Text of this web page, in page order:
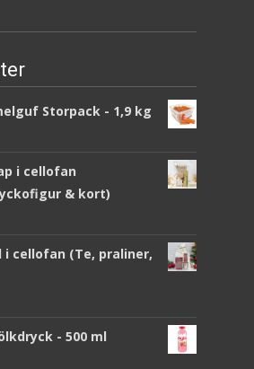
Storpack - 1,9 kg
i cellofan
& kort)
i cellofan (Te, praliner,
- 500 ml